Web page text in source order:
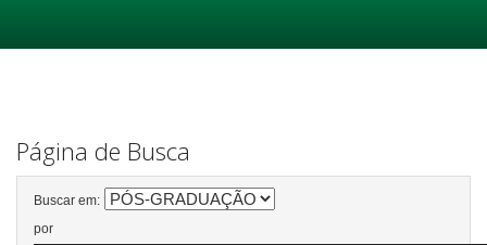
Página de Busca
Buscar em:
por